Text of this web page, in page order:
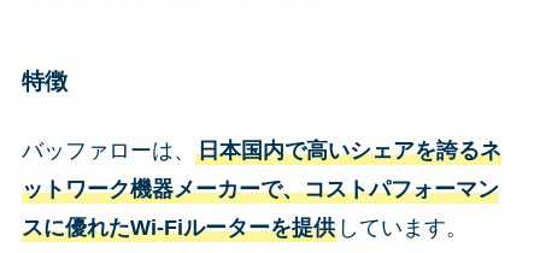
特徴
バッファローは、 日本国内で高いシェアを誇るネ
ットワーク機器メーカーで、コストパフォーマン
スに優れたWi-Fiルーターを提供しています。